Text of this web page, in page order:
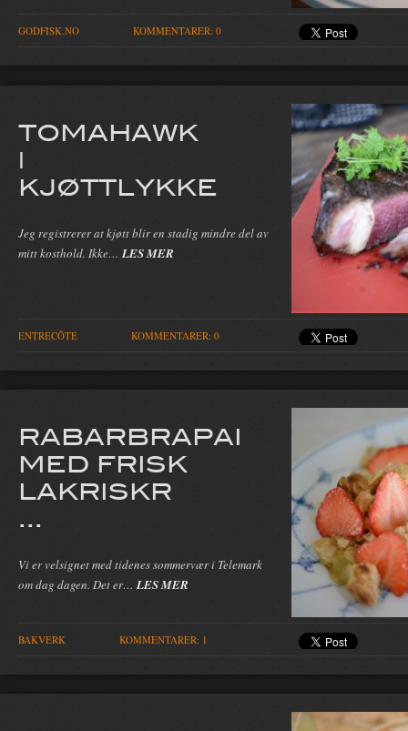
GODFISK.NO KOMMENTARER: 0
TOMAHAWK
|
KJØTTLYKKE
Jeg registrerer at kjøtt blir en stadig mindre del av
mitt kosthold. Ikke… LES MER
ENTRECÔTE KOMMENTARER: 0
RABARBRAPAI
MED FRISK
LAKRISKR
...
Vi er velsignet med tidenes sommervær i Telemark
om dag dagen. Det er… LES MER
BAKVERK KOMMENTARER: 1